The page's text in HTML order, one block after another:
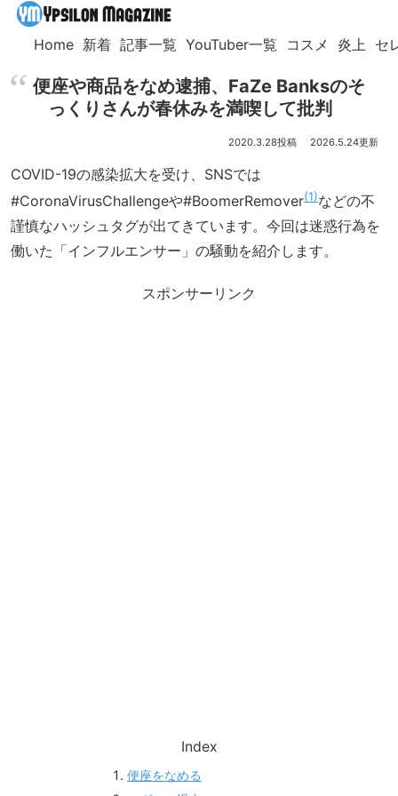
Home 新着 記事一覧 YouTuber一覧 コスメ 炎上 セ
便座や商品をなめ逮捕、FaZe Banksのそ
っくりさんが春休みを満喫して批判
2020.3.28 2026.5.24
COVID-19の感染拡大を受け、SNSでは
#CoronaVirusChallengeや#BoomerRemover 1 などの不
謹慎なハッシュタグが出てきています。今回は迷惑行為を
働いた「インフルエンサー」の騒動を紹介します。
スポンサーリンク
Index
便座をなめる